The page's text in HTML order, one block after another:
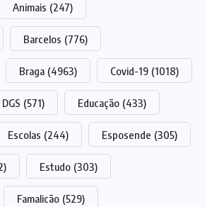
Animais (247)
Barcelos (776)
Braga (4963) Covid-19 (1018)
DGS (571) Educação (433)
Escolas (244) Esposende (305)
Estudo (303)
Famalicão (529)